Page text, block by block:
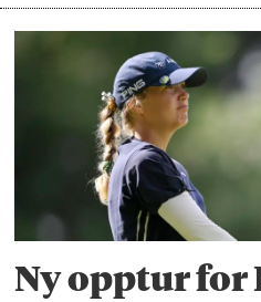
Ny opptur for